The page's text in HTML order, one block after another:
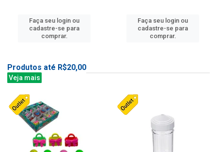
Faça seu login ou
cadastre-se para
comprar.
Faça seu login ou
cadastre-se para
comprar.
Produtos até R$20,00
Veja mais